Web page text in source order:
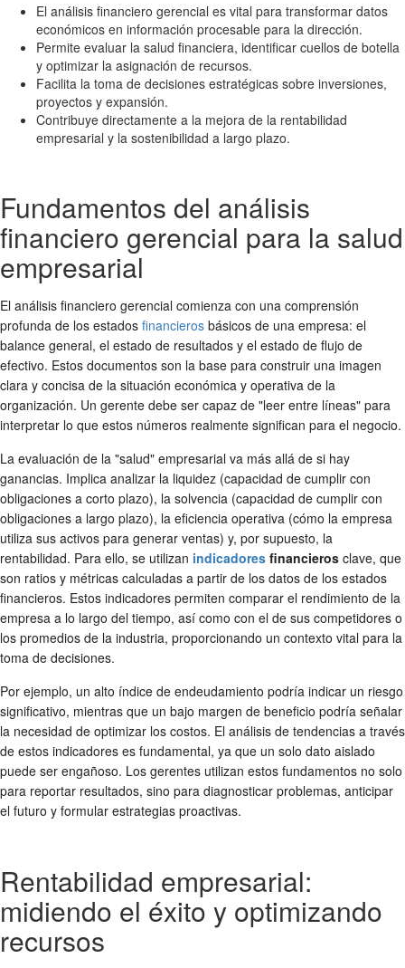
El análisis financiero gerencial es vital para transformar datos
económicos en información procesable para la dirección.
Permite evaluar la salud financiera, identificar cuellos de botella
y optimizar la asignación de recursos.
Facilita la toma de decisiones estratégicas sobre inversiones,
proyectos y expansión.
Contribuye directamente a la mejora de la rentabilidad
empresarial y la sostenibilidad a largo plazo.
Fundamentos del análisis
financiero gerencial para la salud
empresarial
El análisis financiero gerencial comienza con una comprensión
profunda de los estados financieros básicos de una empresa: el
balance general, el estado de resultados y el estado de flujo de
efectivo. Estos documentos son la base para construir una imagen
clara y concisa de la situación económica y operativa de la
organización. Un gerente debe ser capaz de "leer entre líneas" para
interpretar lo que estos números realmente significan para el negocio.
La evaluación de la "salud" empresarial va más allá de si hay
ganancias. Implica analizar la liquidez (capacidad de cumplir con
obligaciones a corto plazo), la solvencia (capacidad de cumplir con
obligaciones a largo plazo), la eficiencia operativa (cómo la empresa
utiliza sus activos para generar ventas) y, por supuesto, la
rentabilidad. Para ello, se utilizan indicadores financieros clave, que
son ratios y métricas calculadas a partir de los datos de los estados
financieros. Estos indicadores permiten comparar el rendimiento de la
empresa a lo largo del tiempo, así como con el de sus competidores o
los promedios de la industria, proporcionando un contexto vital para la
toma de decisiones.
Por ejemplo, un alto índice de endeudamiento podría indicar un riesgo
significativo, mientras que un bajo margen de beneficio podría señalar
la necesidad de optimizar los costos. El análisis de tendencias a través
de estos indicadores es fundamental, ya que un solo dato aislado
puede ser engañoso. Los gerentes utilizan estos fundamentos no solo
para reportar resultados, sino para diagnosticar problemas, anticipar
el futuro y formular estrategias proactivas.
Rentabilidad empresarial:
midiendo el éxito y optimizando
recursos